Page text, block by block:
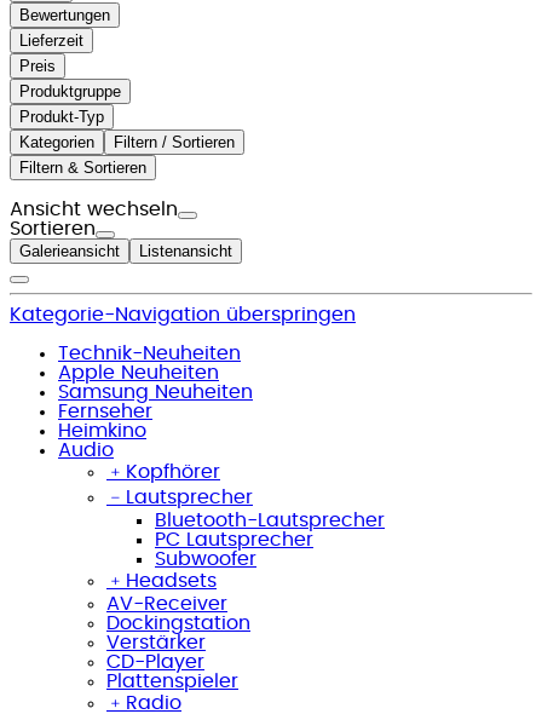
Bewertungen
Lieferzeit
Preis
Produktgruppe
Produkt-Typ
Kategorien
Filtern / Sortieren
Filtern & Sortieren
Ansicht wechseln
Sortieren
Galerieansicht Listenansicht
Kategorie-Navigation überspringen
Technik-Neuheiten
Apple Neuheiten
Samsung Neuheiten
Fernseher
Heimkino
Audio
﹢ Kopfhörer
﹣
Lautsprecher
Bluetooth-Lautsprecher
PC Lautsprecher
Subwoofer
﹢ Headsets
AV-Receiver
Dockingstation
Verstärker
CD-Player
Plattenspieler
﹢ Radio